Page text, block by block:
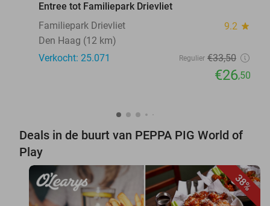
Entree tot Familiepark Drievliet
Familiepark Drievliet
9.2 star
Den Haag (12 km)
Verkocht: 25.071
Regulier €33,50
€26,50
Deals in de buurt van PEPPA PIG World of
Play
38%